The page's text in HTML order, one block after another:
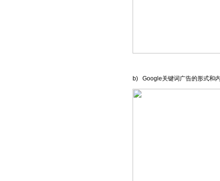
b) Google关键词广告的形式和